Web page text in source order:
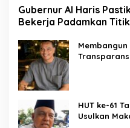
Gubernur Al Haris
Bekerja Padamkan
HUT ke-61
Usulkan